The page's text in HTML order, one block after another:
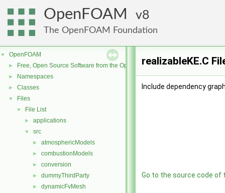
OpenFOAM 8
The OpenFOAM Foundation
▼ OpenFOAM
► Free, Open Source Software from the OpenFOAM Foundation
► Namespaces
► Classes
▼ Files
▼ File List
► applications
▼ src
► atmosphericModels
► combustionModels
► conversion
► dummyThirdParty
► dynamicFvMesh
realizableKE.C
Include dependency
Go to the source code of